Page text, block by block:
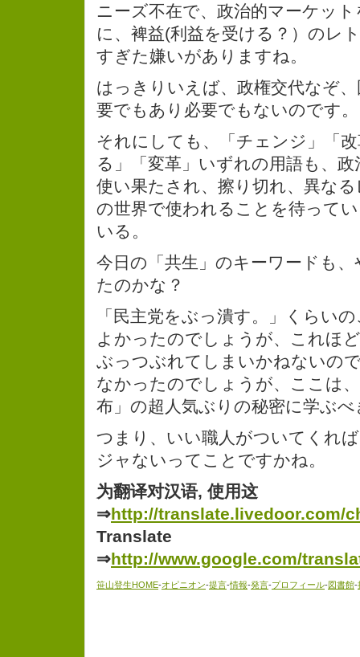
ニーズ不在で、政治的マーケッ
に、裨益(利益を受ける？）のレ
すぎた嫌いがありますね。
はっきりいえば、政権交代なぞ
要でもあり必要でもないのです。
それにしても、「チェンジ」「
る」「変革」いずれの用語も、
使い果たされ、擦り切れ、異な
の世界で使われることを待って
いる。
今日の「共生」のキーワードも
たのかな？
「民主党をぶっ潰す。」くらい
よかったのでしょうが、これほ
ぶっつぶれてしまいかねないの
なかったのでしょうが、ここは
布」の超人気ぶりの秘密に学ぶ
つまり、いい職人がついてくれ
ジャないってことですかね。
为翻译对汉语, 使用这
⇒http://translate.livedoor.com/
Translate
⇒http://www.google.com/
笹山登生HOME-オピニオン-提言-情報-発言-プロフィール-図書館-